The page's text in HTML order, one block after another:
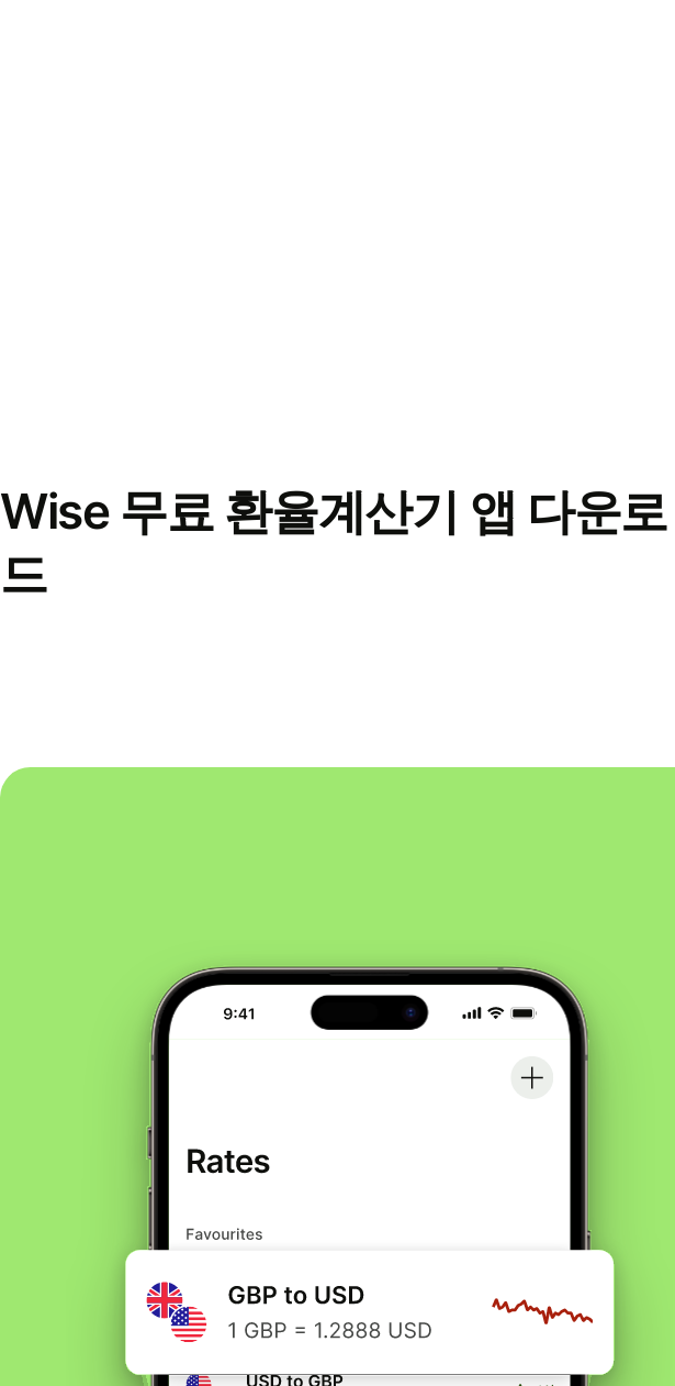
Wise 무료 환율계산기 앱 다운로
드